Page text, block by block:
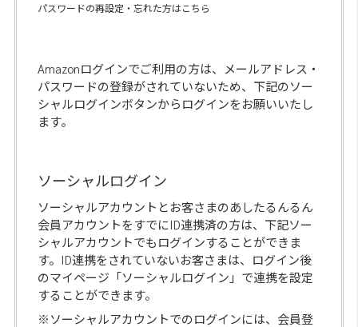
パスワードの再設定・忘れた方はこちら
Amazonログインでご利用の方は、メールアドレス・
パスワードの登録がされていないため、下記のソー
シャルログインボタンからログインをお願いいたし
ます。
ソーシャルログイン
ソーシャルアカウントとお客さまのあしたるんるん
会員アカウントをすでにID連携済の方は、下記ソー
シャルアカウントでもログインすることができま
す。ID連携をされていないお客さまは、ログイン後
のマイページ「ソーシャルログイン」で連携を設定
することができます。
※ソーシャルアカウントでのログインには、会員登